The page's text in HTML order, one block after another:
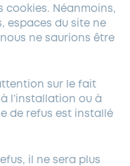
cookies. Néanmoins,
espaces du site ne
ne saurions être
sur le fait
l’installation ou à
de refus est installé
il ne sera plus